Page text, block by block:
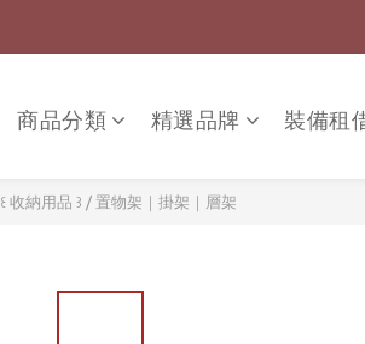
商品分類 精選品牌 裝備租
꒰ 收納用品 ꒱ / 置物架｜掛架｜層架